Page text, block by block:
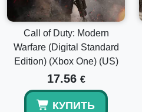
Call of Duty: Modern
Warfare (Digital Standard
Edition) (Xbox One) (US)
17.56 €
КУПИТЬ